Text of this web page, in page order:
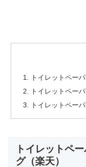
トイレットペー
トイレットペー
トイレットペー
トイレットペ
グ（楽天）